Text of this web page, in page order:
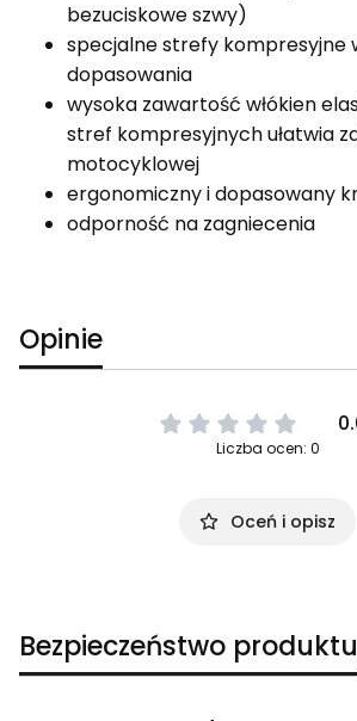
bezuciskowe szwy)
specjalne strefy kompresyjne
dopasowania
wysoka zawartość włókien
stref kompresyjnych ułatwia
motocyklowej
ergonomiczny i dopasowany
odporność na zagniecenia
Opinie
Liczba ocen: 0
Oceń i opisz
Bezpieczeństwo produktu